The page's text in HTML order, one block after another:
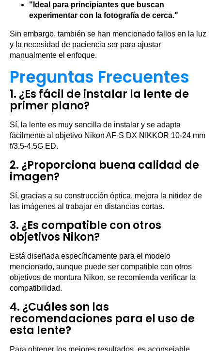
"Ideal para principiantes que buscan
experimentar con la fotografía de cerca."
Sin embargo, también se han mencionado fallos en la luz
y la necesidad de paciencia ser para ajustar
manualmente el enfoque.
Preguntas Frecuentes
1. ¿Es fácil de instalar la lente de
primer plano?
Sí, la lente es muy sencilla de instalar y se adapta
fácilmente al objetivo Nikon AF-S DX NIKKOR 10-24 mm
f/3.5-4.5G ED.
2. ¿Proporciona buena calidad de
imagen?
Sí, gracias a su construcción óptica, mejora la nitidez de
las imágenes al trabajar en distancias cortas.
3. ¿Es compatible con otros
objetivos Nikon?
Está diseñada específicamente para el modelo
mencionado, aunque puede ser compatible con otros
objetivos de montura Nikon, se recomienda verificar la
compatibilidad.
4. ¿Cuáles son las
recomendaciones para el uso de
esta lente?